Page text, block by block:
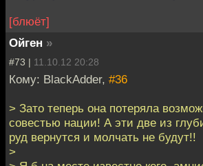
[блюёт]
Ойген »
#73 | 11.10.12 20:28
Кому: BlackAdder, #36
> Зато теперь она потеряла
совестью нации! А эти две из
руд вернутся и молчать не будут!!
>